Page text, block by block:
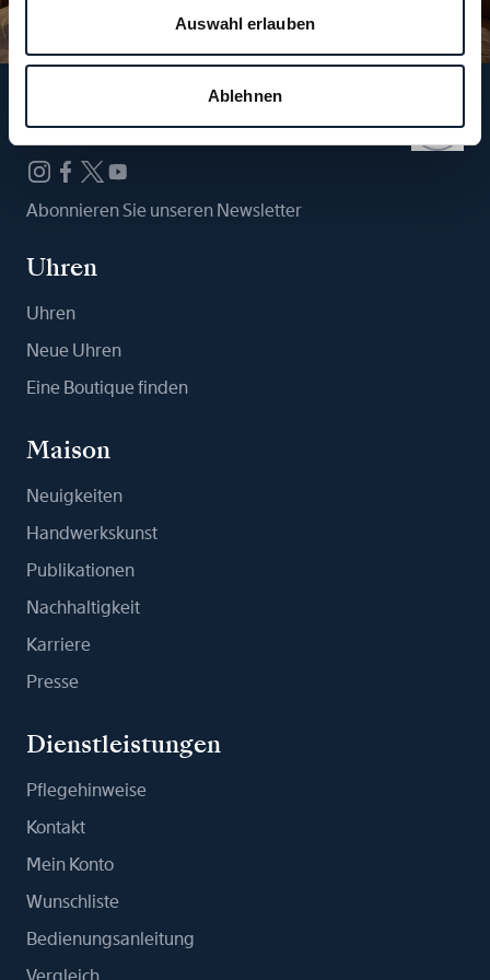
Auswahl erlauben
Ablehnen
Folgen Sie uns
Abonnieren Sie unseren Newsletter
Uhren
Uhren
Neue Uhren
Eine Boutique finden
Maison
Neuigkeiten
Handwerkskunst
Publikationen
Nachhaltigkeit
Karriere
Presse
Dienstleistungen
Pflegehinweise
Kontakt
Mein Konto
Wunschliste
Bedienungsanleitung